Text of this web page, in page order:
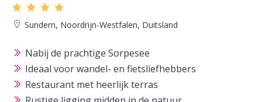
Sundern, Noordrijn-Westfalen, Duitsland
Nabij de prachtige Sorpesee
Ideaal voor wandel- en fietsliefhebbers
Restaurant met heerlijk terras